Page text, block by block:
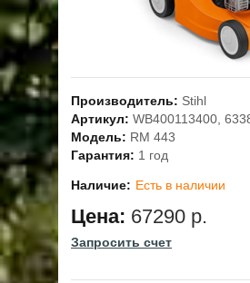
КОНТАКТЫ
Производитель: Stihl
Артикул: WB400113400,
Модель: RM 443
Гарантия: 1 год
Наличие: Есть в наличии
Цена: 67290 р.
Запросить счет